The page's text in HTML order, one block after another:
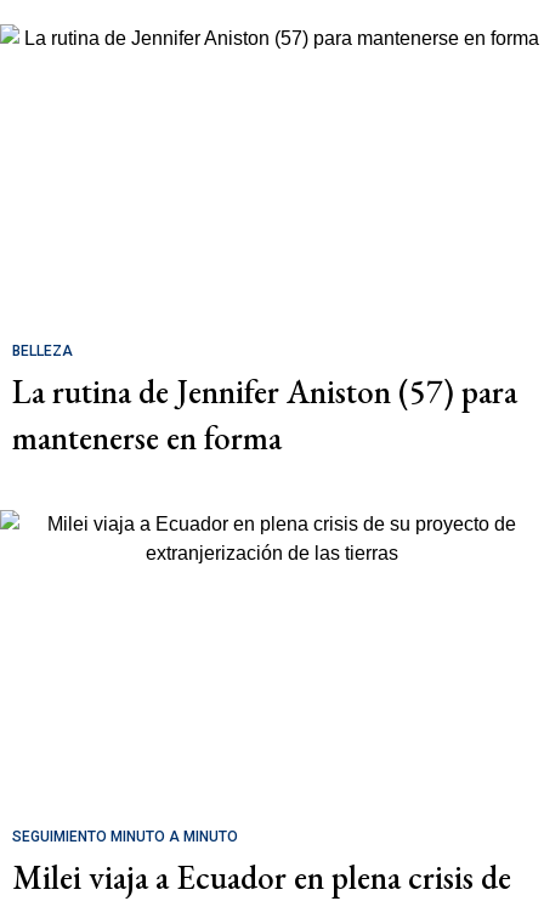
BELLEZA
La rutina de Jennifer Aniston (57) para
mantenerse en forma
SEGUIMIENTO MINUTO A MINUTO
Milei viaja a Ecuador en plena crisis de